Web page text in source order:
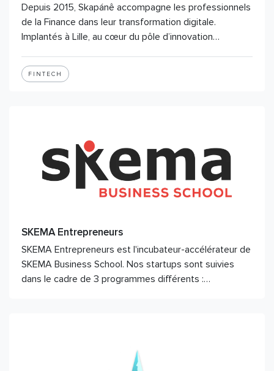
Depuis 2015, Skapánê accompagne les professionnels
de la Finance dans leur transformation digitale.
Implantés à Lille, au cœur du pôle d’innovation…
FINTECH
SKEMA Entrepreneurs
SKEMA Entrepreneurs est l'incubateur-accélérateur de
SKEMA Business School. Nos startups sont suivies
dans le cadre de 3 programmes différents :…